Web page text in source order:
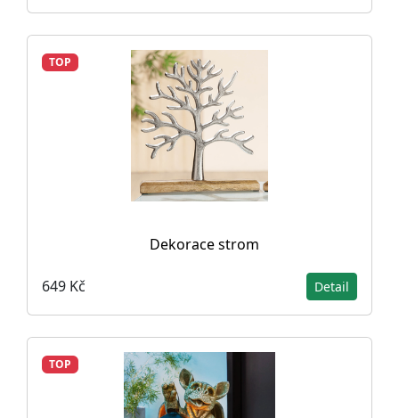
TOP
Dekorace strom
649 Kč Detail
TOP